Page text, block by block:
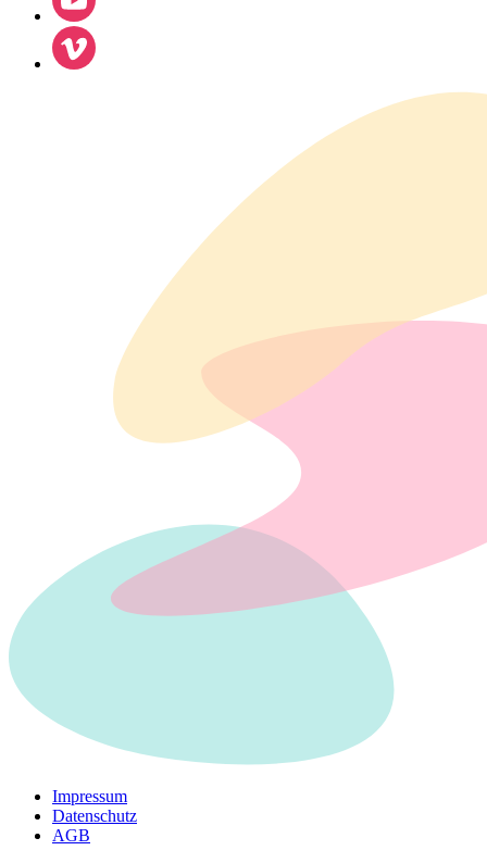
Impressum
Datenschutz
AGB